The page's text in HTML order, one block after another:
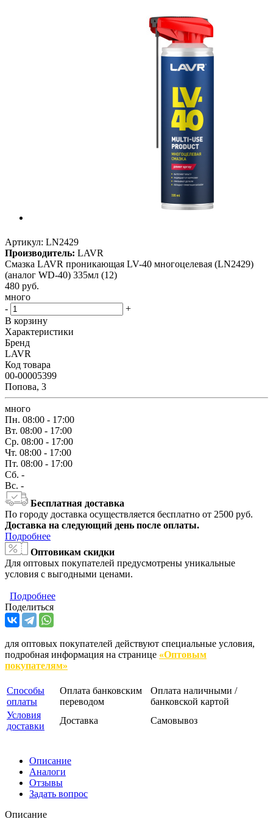
Артикул: LN2429
Производитель: LAVR
Смазка LAVR проникающая LV-40 многоцелевая (LN2429)
(аналог WD-40) 335мл (12)
480 руб.
много
-
+
В корзину
Характеристики
Бренд
LAVR
Код товара
00-00005399
Попова, 3
много
Пн. 08:00 - 17:00
Вт. 08:00 - 17:00
Ср. 08:00 - 17:00
Чт. 08:00 - 17:00
Пт. 08:00 - 17:00
Сб. -
Вс. -
Бесплатная доставка
По городу доставка осуществляется бесплатно от 2500 руб.
Доставка на следующий день после оплаты.
Подробнее
Оптовикам скидки
Для оптовых покупателей предусмотрены уникальные
условия с выгодными ценами.
Подробнее
Поделиться
для оптовых покупателей действуют специальные условия,
подробная информация на странице «Оптовым
покупателям»
Способы
оплаты
Оплата банковским
переводом
Оплата наличными /
банковской картой
Условия
доставки
Доставка Самовывоз
Описание
Аналоги
Отзывы
Задать вопрос
Описание